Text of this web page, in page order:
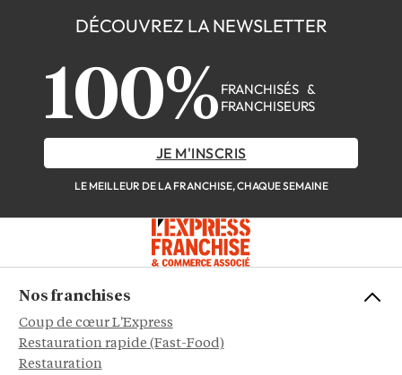
DÉCOUVREZ LA NEWSLETTER
100% FRANCHISÉS &
FRANCHISEURS
JE M'INSCRIS
LE MEILLEUR DE LA FRANCHISE, CHAQUE SEMAINE
Nos franchises
Coup de cœur L'Express
Restauration rapide (Fast-Food)
Restauration